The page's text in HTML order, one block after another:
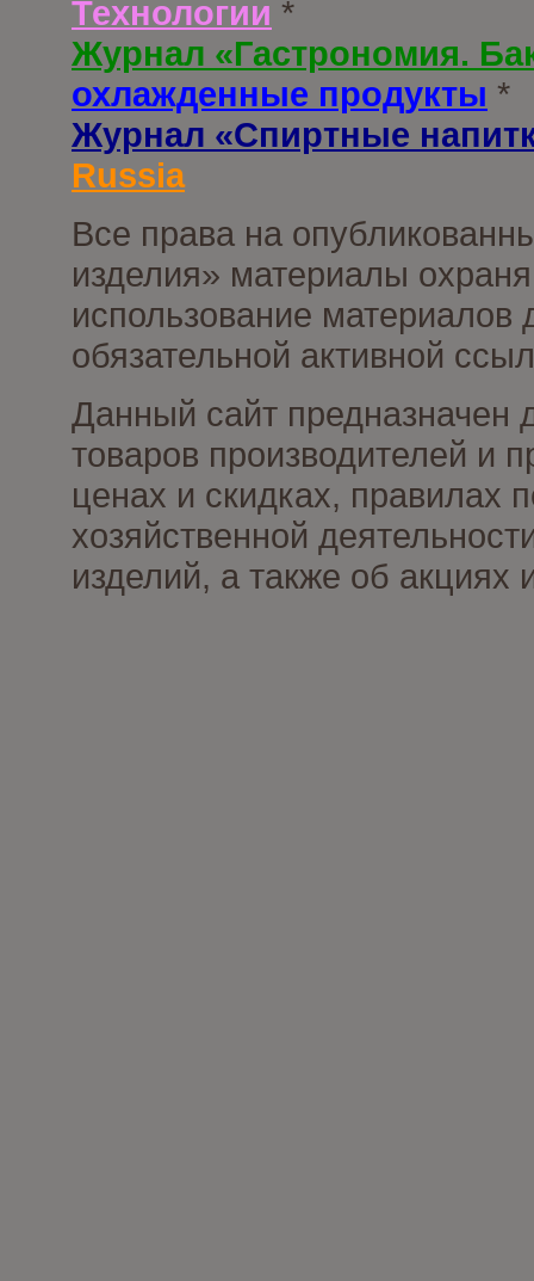
Технологии *
Журнал «Гастрономия.
охлажденные продукты *
Журнал «Спиртные
Russia
Все права на
изделия» материалы
использование материалов
обязательной активной
Данный сайт предназначен
товаров производителей и
ценах и скидках, правилах
хозяйственной
изделий, а также об